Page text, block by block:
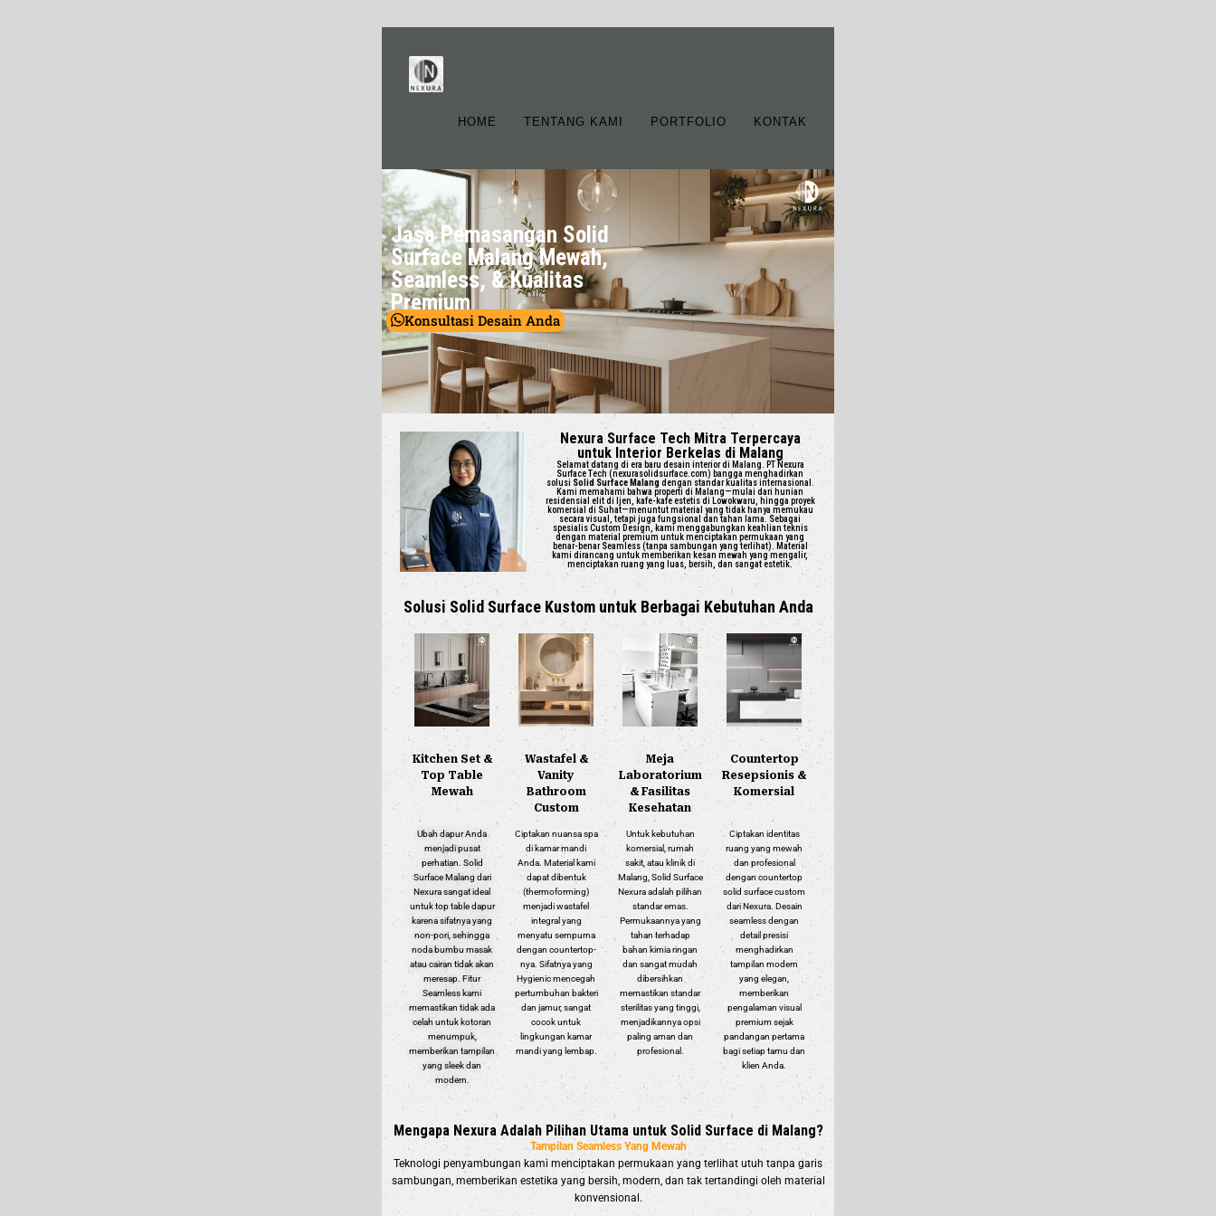
HOME TENTANG KAMI PORTFOLIO KONTAK
Jasa Pemasangan Solid
Surface Malang Mewah,
Seamless, & Kualitas
Premium
Konsultasi Desain Anda
Nexura Surface Tech Mitra Terpercaya
untuk Interior Berkelas di Malang
Selamat datang di era baru desain interior di Malang. PT Nexura
Surface Tech (nexurasolidsurface.com) bangga menghadirkan
solusi Solid Surface Malang dengan standar kualitas internasional.
Kami memahami bahwa properti di Malang—mulai dari hunian
residensial elit di Ijen, kafe-kafe estetis di Lowokwaru, hingga proyek
komersial di Suhat—menuntut material yang tidak hanya memukau
secara visual, tetapi juga fungsional dan tahan lama. Sebagai
spesialis Custom Design, kami menggabungkan keahlian teknis
dengan material premium untuk menciptakan permukaan yang
benar-benar Seamless (tanpa sambungan yang terlihat). Material
kami dirancang untuk memberikan kesan mewah yang mengalir,
menciptakan ruang yang luas, bersih, dan sangat estetik.
Solusi Solid Surface Kustom untuk Berbagai Kebutuhan Anda
Kitchen Set &
Top Table
Mewah
Ubah dapur Anda
menjadi pusat
perhatian. Solid
Surface Malang dari
Nexura sangat ideal
untuk top table dapur
karena sifatnya yang
non-pori, sehingga
noda bumbu masak
atau cairan tidak akan
meresap. Fitur
Seamless kami
memastikan tidak ada
celah untuk kotoran
menumpuk,
memberikan tampilan
yang sleek dan
modern.
Wastafel &
Vanity
Bathroom
Custom
Ciptakan nuansa spa
di kamar mandi
Anda. Material kami
dapat dibentuk
(thermoforming)
menjadi wastafel
integral yang
menyatu sempurna
dengan countertop-
nya. Sifatnya yang
Hygienic mencegah
pertumbuhan bakteri
dan jamur, sangat
cocok untuk
lingkungan kamar
mandi yang lembap.
Meja
Laboratorium
& Fasilitas
Kesehatan
Untuk kebutuhan
komersial, rumah
sakit, atau klinik di
Malang, Solid Surface
Nexura adalah pilihan
standar emas.
Permukaannya yang
tahan terhadap
bahan kimia ringan
dan sangat mudah
dibersihkan
memastikan standar
sterilitas yang tinggi,
menjadikannya opsi
paling aman dan
profesional.
Countertop
Resepsionis &
Komersial
Ciptakan identitas
ruang yang mewah
dan profesional
dengan countertop
solid surface custom
dari Nexura. Desain
seamless dengan
detail presisi
menghadirkan
tampilan modern
yang elegan,
memberikan
pengalaman visual
premium sejak
pandangan pertama
bagi setiap tamu dan
klien Anda.
Mengapa Nexura Adalah Pilihan Utama untuk Solid Surface di Malang?
Tampilan Seamless Yang Mewah
Teknologi penyambungan kami menciptakan permukaan yang terlihat utuh tanpa garis
sambungan, memberikan estetika yang bersih, modern, dan tak tertandingi oleh material
konvensional.